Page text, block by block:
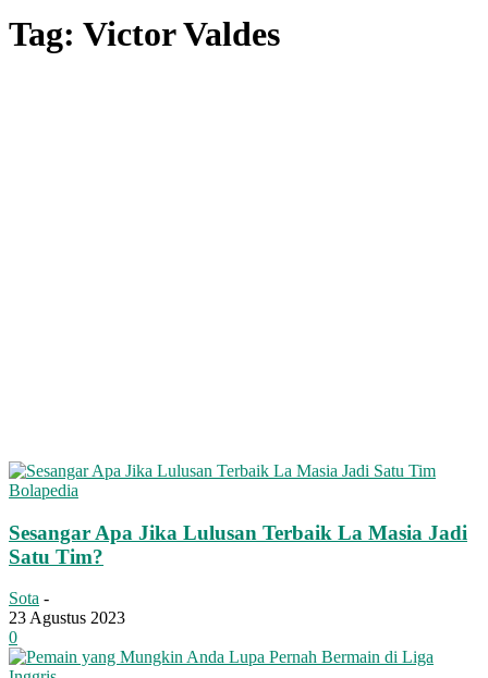
Tag: Victor Valdes
Bolapedia
Sesangar Apa Jika Lulusan Terbaik La Masia Jadi
Satu Tim?
Sota -
23 Agustus 2023
0